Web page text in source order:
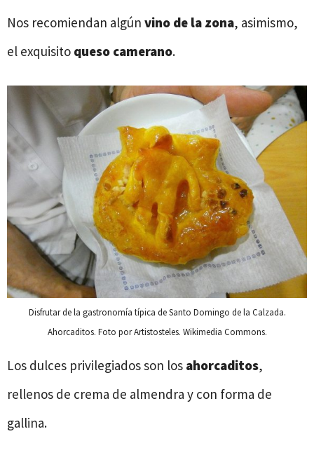
Nos recomiendan algún vino de la zona, asimismo,
el exquisito queso camerano.
Disfrutar de la gastronomía típica de Santo Domingo de la Calzada.
Ahorcaditos. Foto por Artistosteles. Wikimedia Commons.
Los dulces privilegiados son los ahorcaditos,
rellenos de crema de almendra y con forma de
gallina.